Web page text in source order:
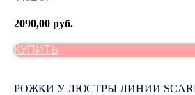
2090,00 руб.
КУПИТЬ
РОЖКИ У ЛЮСТРЫ ЛИНИИ